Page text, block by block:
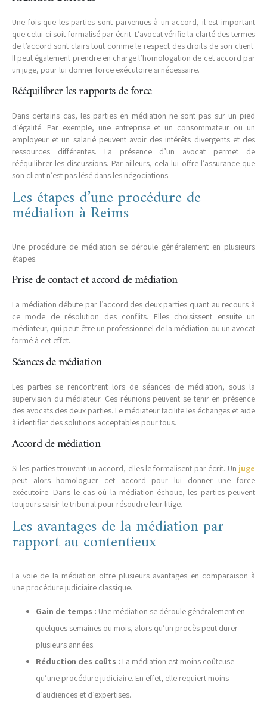
Une fois que les parties sont parvenues à un accord, il est important
que celui-ci soit formalisé par écrit. L’avocat vérifie la clarté des termes
de l’accord sont clairs tout comme le respect des droits de son client.
Il peut également prendre en charge l’homologation de cet accord par
un juge, pour lui donner force exécutoire si nécessaire.
Rééquilibrer les rapports de force
Dans certains cas, les parties en médiation ne sont pas sur un pied
d’égalité. Par exemple, une entreprise et un consommateur ou un
employeur et un salarié peuvent avoir des intérêts divergents et des
ressources différentes. La présence d’un avocat permet de
rééquilibrer les discussions. Par ailleurs, cela lui offre l’assurance que
son client n’est pas lésé dans les négociations.
Les étapes d’une procédure de
médiation à Reims
Une procédure de médiation se déroule généralement en plusieurs
étapes.
Prise de contact et accord de médiation
La médiation débute par l’accord des deux parties quant au recours à
ce mode de résolution des conflits. Elles choisissent ensuite un
médiateur, qui peut être un professionnel de la médiation ou un avocat
formé à cet effet.
Séances de médiation
Les parties se rencontrent lors de séances de médiation, sous la
supervision du médiateur. Ces réunions peuvent se tenir en présence
des avocats des deux parties. Le médiateur facilite les échanges et aide
à identifier des solutions acceptables pour tous.
Accord de médiation
Si les parties trouvent un accord, elles le formalisent par écrit. Un juge
peut alors homologuer cet accord pour lui donner une force
exécutoire. Dans le cas où la médiation échoue, les parties peuvent
toujours saisir le tribunal pour résoudre leur litige.
Les avantages de la médiation par
rapport au contentieux
La voie de la médiation offre plusieurs avantages en comparaison à
une procédure judiciaire classique.
Gain de temps : Une médiation se déroule généralement en
quelques semaines ou mois, alors qu’un procès peut durer
plusieurs années.
Réduction des coûts : La médiation est moins coûteuse
qu’une procédure judiciaire. En effet, elle requiert moins
d’audiences et d’expertises.